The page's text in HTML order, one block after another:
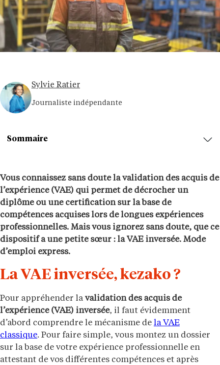
Sylvie Ratier
Journaliste indépendante
Vous connaissez sans doute la validation des acquis de
l’expérience (VAE) qui permet de décrocher un
diplôme ou une certification sur la base de
compétences acquises lors de longues expériences
professionnelles. Mais vous ignorez sans doute, que ce
dispositif a une petite sœur : la VAE inversée. Mode
d’emploi express.
La VAE inversée, kezako ?
Pour appréhender la validation des acquis de
l’expérience (VAE) inversée, il faut évidemment
d’abord comprendre le mécanisme de la VAE
classique. Pour faire simple, vous montez un dossier
sur la base de votre expérience professionnelle en
attestant de vos différentes compétences et après
Sommaire